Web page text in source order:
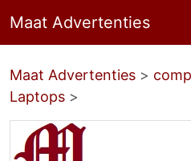
Maat Advertenties
Maat Advertenties >
Laptops >